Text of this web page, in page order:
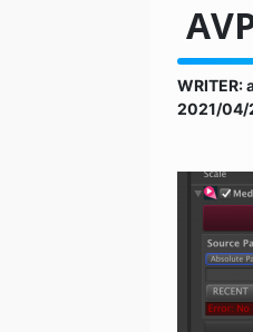
WRITER:
2021/04/